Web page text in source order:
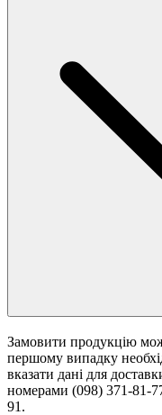
Замовити продукцію
першому випадку
вказати дані для
номерами (098) 371-81-
91.